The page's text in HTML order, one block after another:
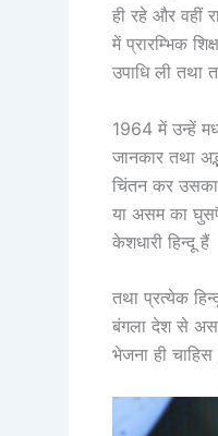
ही रहे और वहीं
में प्रारम्भिक
उपाधि ली तथा
1964 में उन्हें
जानकार तथा
चिंतन कर उसका
या असम का
केशधारी हिन्दू हैं
तथा प्रत्येक
बंगला देश से
भेजना ही